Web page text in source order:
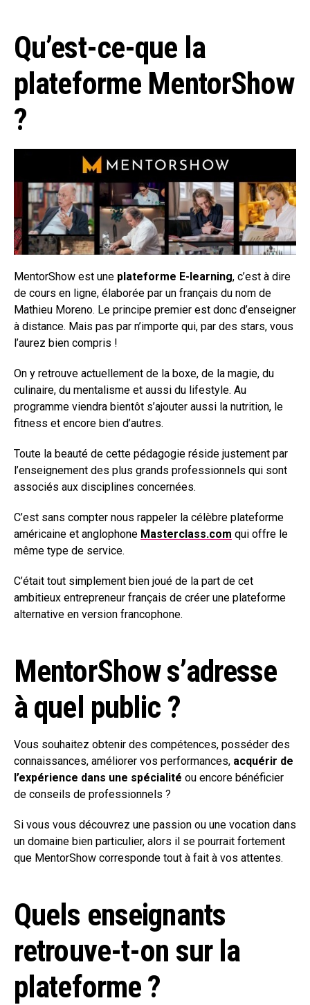
Qu’est-ce-que la
plateforme MentorShow
?
MentorShow est une plateforme E-learning, c’est à dire
de cours en ligne, élaborée par un français du nom de
Mathieu Moreno. Le principe premier est donc d’enseigner
à distance. Mais pas par n’importe qui, par des stars, vous
l’aurez bien compris !
On y retrouve actuellement de la boxe, de la magie, du
culinaire, du mentalisme et aussi du lifestyle. Au
programme viendra bientôt s’ajouter aussi la nutrition, le
fitness et encore bien d’autres.
Toute la beauté de cette pédagogie réside justement par
l’enseignement des plus grands professionnels qui sont
associés aux disciplines concernées.
C’est sans compter nous rappeler la célèbre plateforme
américaine et anglophone Masterclass.com qui offre le
même type de service.
C’était tout simplement bien joué de la part de cet
ambitieux entrepreneur français de créer une plateforme
alternative en version francophone.
MentorShow s’adresse
à quel public ?
Vous souhaitez obtenir des compétences, posséder des
connaissances, améliorer vos performances, acquérir de
l’expérience dans une spécialité ou encore bénéficier
de conseils de professionnels ?
Si vous vous découvrez une passion ou une vocation dans
un domaine bien particulier, alors il se pourrait fortement
que MentorShow corresponde tout à fait à vos attentes.
Quels enseignants
retrouve-t-on sur la
plateforme ?